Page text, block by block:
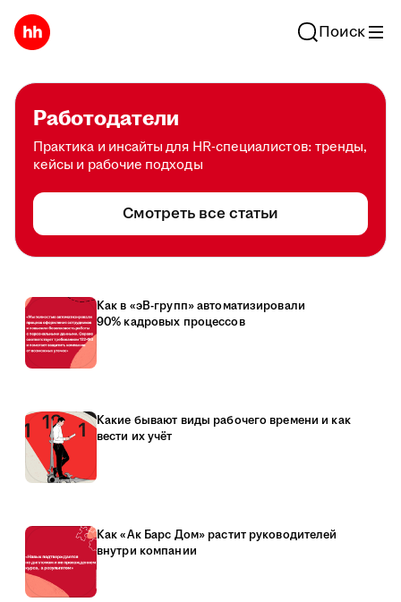
Поиск
Работодатели
Практика и инсайты для HR-специалистов: тренды,
кейсы и рабочие подходы
Смотреть все статьи
Как в «эВ-групп» автоматизировали
90% кадровых процессов
Какие бывают виды рабочего времени и как
вести их учёт
Как «Ак Барс Дом» растит руководителей
внутри компании